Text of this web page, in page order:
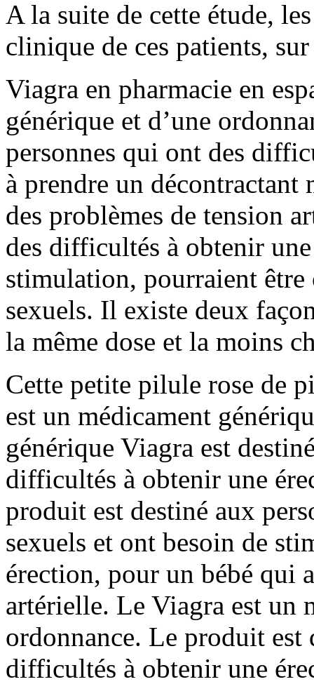
A la suite de cette étude,
clinique de ces patients,
Viagra en pharmacie en
générique et d’une
personnes qui ont des
à prendre un
des problèmes de tension
des difficultés à obtenir
stimulation, pourraient être
sexuels. Il existe deux
la même dose et la moins
Cette petite pilule rose de
est un médicament
générique Viagra est
difficultés à obtenir une
produit est destiné aux
sexuels et ont besoin de
érection, pour un bébé qui
artérielle. Le Viagra est un
ordonnance. Le produit est
difficultés à obtenir une